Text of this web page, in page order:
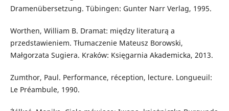
Dramenübersetzung. Tübingen: Gunter Narr Verlag, 1995.
Worthen, William B. Dramat: między literaturą a
przedstawieniem. Tłumaczenie Mateusz Borowski,
Małgorzata Sugiera. Kraków: Księgarnia Akademicka, 2013.
Zumthor, Paul. Performance, réception, lecture. Longueuil:
Le Préambule, 1990.